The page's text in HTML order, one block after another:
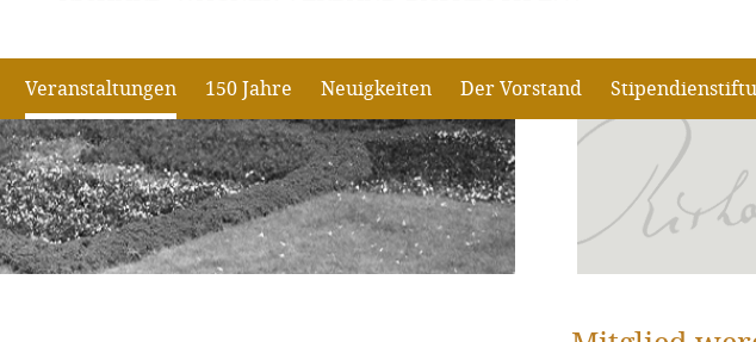
Veranstaltungen 150 Jahre Neuigkeiten Der Vorstand